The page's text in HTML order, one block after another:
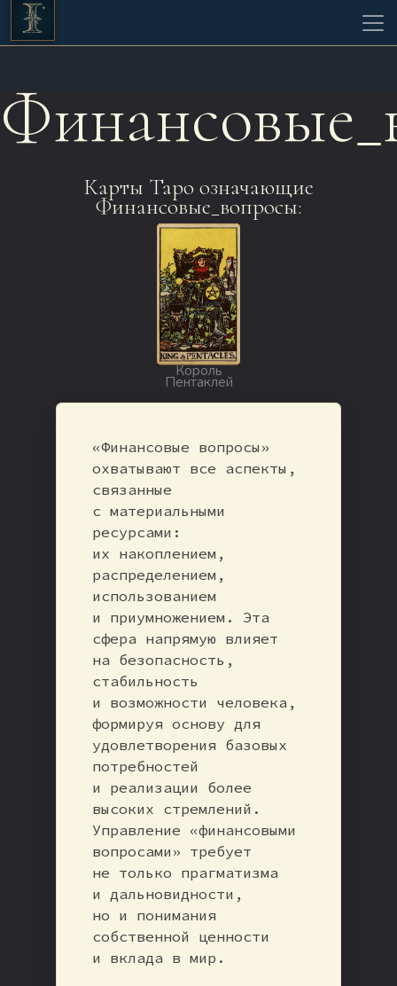
Карты Таро означающие
Финансовые_вопросы:
Король
Пентаклей
«Финансовые вопросы»
охватывают все аспекты,
связанные
с материальными
ресурсами:
их накоплением,
распределением,
использованием
и приумножением. Эта
сфера напрямую влияет
на безопасность,
стабильность
и возможности человека,
формируя основу для
удовлетворения базовых
потребностей
и реализации более
высоких стремлений.
Управление «финансовыми
вопросами» требует
не только прагматизма
и дальновидности,
но и понимания
собственной ценности
и вклада в мир.